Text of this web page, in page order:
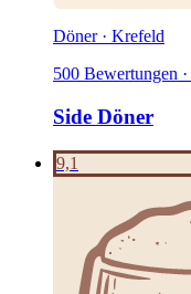
Döner · Krefeld
500 Bewertungen ·
Side Döner
9,1